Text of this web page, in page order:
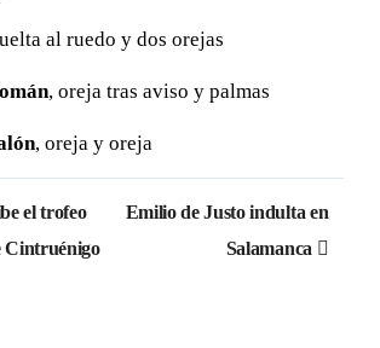
al ruedo y dos orejas
, oreja tras aviso y palmas
, oreja y oreja
el trofeo
Cintruénigo
Emilio de Justo indulta en
Salamanca